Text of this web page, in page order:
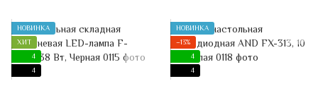
НОВИНКА
ХИТ
4
4
НОВИНКА
−13%
4
4